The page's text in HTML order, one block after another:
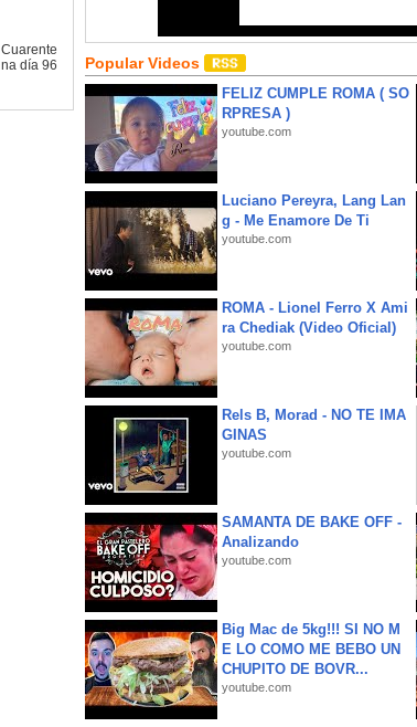
Cuarente
na día 96
Popular Videos
FELIZ CUMPLE ROMA ( SO
RPRESA )
youtube.com
Luciano Pereyra, Lang Lan
g - Me Enamore De Ti
youtube.com
ROMA - Lionel Ferro X Ami
ra Chediak (Video Oficial)
youtube.com
Rels B, Morad - NO TE IMA
GINAS
youtube.com
SAMANTA DE BAKE OFF -
Analizando
youtube.com
Big Mac de 5kg!!! SI NO M
E LO COMO ME BEBO UN
CHUPITO DE BOVR...
youtube.com